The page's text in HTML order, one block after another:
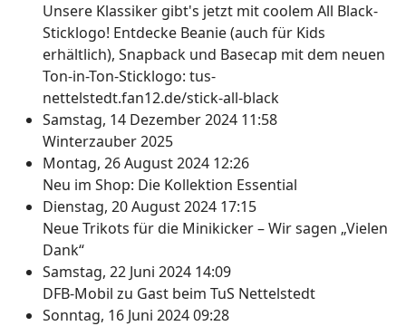
Unsere Klassiker gibt's jetzt mit coolem All Black-
Sticklogo! Entdecke Beanie (auch für Kids
erhältlich), Snapback und Basecap mit dem neuen
Ton-in-Ton-Sticklogo: tus-
nettelstedt.fan12.de/stick-all-black
Samstag, 14 Dezember 2024 11:58
Winterzauber 2025
Montag, 26 August 2024 12:26
Neu im Shop: Die Kollektion Essential
Dienstag, 20 August 2024 17:15
Neue Trikots für die Minikicker – Wir sagen „Vielen
Dank“
Samstag, 22 Juni 2024 14:09
DFB-Mobil zu Gast beim TuS Nettelstedt
Sonntag, 16 Juni 2024 09:28